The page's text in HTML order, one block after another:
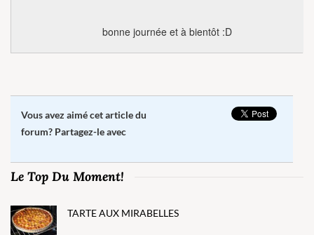
bonne journée et à bientôt :D
Vous avez aimé cet article du
forum? Partagez-le avec
Le Top Du Moment!
TARTE AUX MIRABELLES